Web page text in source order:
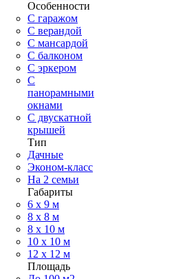
Особенности
С гаражом
С верандой
С мансардой
С балконом
C эркером
С
панорамными
окнами
С двускатной
крышей
Тип
Дачные
Эконом-класс
На 2 семьи
Габариты
6 x 9 м
8 x 8 м
8 x 10 м
10 x 10 м
12 x 12 м
Площадь